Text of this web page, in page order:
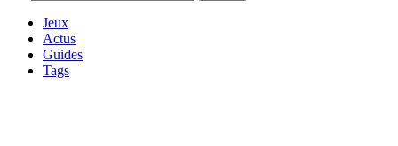
Jeux
Actus
Guides
Tags